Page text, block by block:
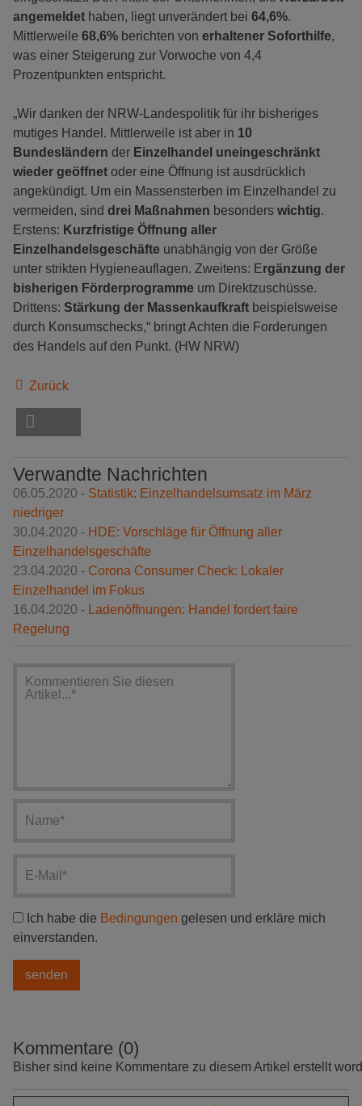
angemeldet haben, liegt unverändert bei 64,6%.
Mittlerweile 68,6% berichten von erhaltener Soforthilfe,
was einer Steigerung zur Vorwoche von 4,4
Prozentpunkten entspricht.
„Wir danken der NRW-Landespolitik für ihr bisheriges
mutiges Handel. Mittlerweile ist aber in 10
Bundesländern der Einzelhandel uneingeschränkt
wieder geöffnet oder eine Öffnung ist ausdrücklich
angekündigt. Um ein Massensterben im Einzelhandel zu
vermeiden, sind drei Maßnahmen besonders wichtig.
Erstens: Kurzfristige Öffnung aller
Einzelhandelsgeschäfte unabhängig von der Größe
unter strikten Hygieneauflagen. Zweitens: Ergänzung der
bisherigen Förderprogramme um Direktzuschüsse.
Drittens: Stärkung der Massenkaufkraft beispielsweise
durch Konsumschecks,“ bringt Achten die Forderungen
des Handels auf den Punkt. (HW NRW)
Zurück
Verwandte Nachrichten
06.05.2020 - Statistik: Einzelhandelsumsatz im März
niedriger
30.04.2020 - HDE: Vorschläge für Öffnung aller
Einzelhandelsgeschäfte
23.04.2020 - Corona Consumer Check: Lokaler
Einzelhandel im Fokus
16.04.2020 - Ladenöffnungen: Handel fordert faire
Regelung
Ich habe die Bedingungen gelesen und erkläre mich
einverstanden.
Kommentare (0)
Bisher sind keine Kommentare zu diesem Artikel erstellt